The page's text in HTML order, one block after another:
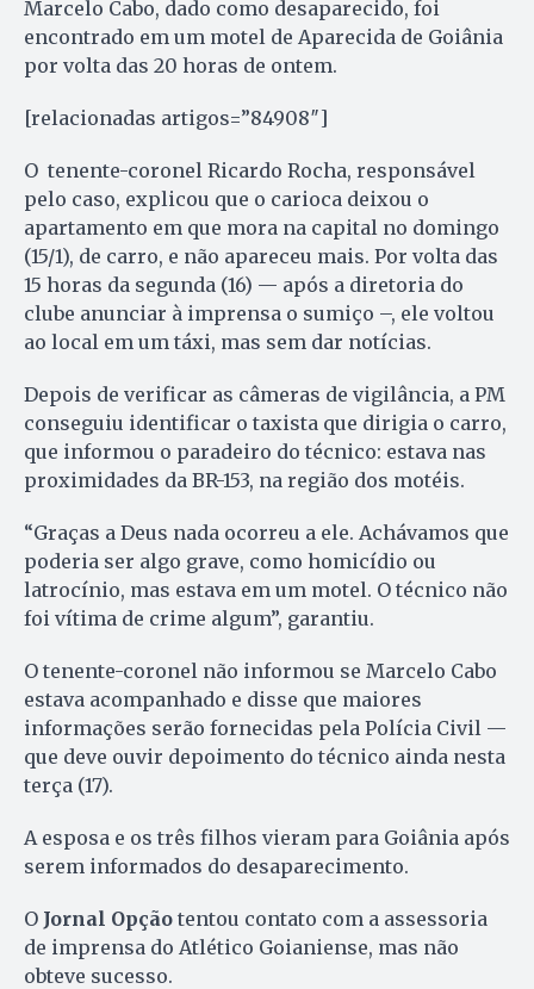
Marcelo Cabo, dado como desaparecido, foi
encontrado em um motel de Aparecida de Goiânia
por volta das 20 horas de ontem.
[relacionadas artigos=”84908″]
O tenente-coronel Ricardo Rocha, responsável
pelo caso, explicou que o carioca deixou o
apartamento em que mora na capital no domingo
(15/1), de carro, e não apareceu mais. Por volta das
15 horas da segunda (16) — após a diretoria do
clube anunciar à imprensa o sumiço –, ele voltou
ao local em um táxi, mas sem dar notícias.
Depois de verificar as câmeras de vigilância, a PM
conseguiu identificar o taxista que dirigia o carro,
que informou o paradeiro do técnico: estava nas
proximidades da BR-153, na região dos motéis.
“Graças a Deus nada ocorreu a ele. Achávamos que
poderia ser algo grave, como homicídio ou
latrocínio, mas estava em um motel. O técnico não
foi vítima de crime algum”, garantiu.
O tenente-coronel não informou se Marcelo Cabo
estava acompanhado e disse que maiores
informações serão fornecidas pela Polícia Civil —
que deve ouvir depoimento do técnico ainda nesta
terça (17).
A esposa e os três filhos vieram para Goiânia após
serem informados do desaparecimento.
O Jornal Opção tentou contato com a assessoria
de imprensa do Atlético Goianiense, mas não
obteve sucesso.